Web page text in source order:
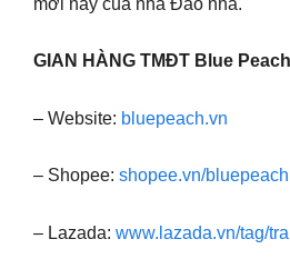
GIAN HÀNG TMĐT Blue
– Website: bluepeach.vn
– Shopee: shopee.vn/
– Lazada: www.lazada.vn/tag/